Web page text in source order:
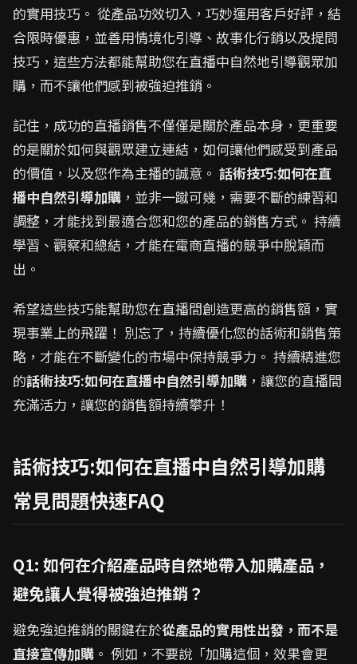
的實用技巧。 從產品功效切入，巧妙運用客戶好評，結
合限時優惠，並善用情境化引導、故事化行銷以及提問
技巧，這些方法都能幫助您在直播中自然地引導觀眾加
購，而不讓他們感到被強迫推銷。
記住，成功的直播銷售不僅僅是關於產品本身，更重要
的是關於如何與觀眾建立連結，如何讓他們感受到產品
的價值，以及您作為主播的誠意。 話術技巧:如何在直
播中自然引導加購 ，並非一蹴可幾，需要不斷的練習和
調整，才能找到最適合您和您的產品的銷售方式。 持續
學習、觀察和總結，才能在電商直播的競爭中脫穎而
出。
希望這些技巧能幫助您在直播間創造更高的銷售額，實
現事業上的飛躍！ 別忘了，持續優化您的話術和銷售策
略，才能在不斷變化的市場中保持競爭力。 持續精進您
的話術技巧:如何在直播中自然引導加購 ，讓您的直播間
充滿活力，讓您的銷售額持續攀升！
話術技巧:如何在直播中自然引導加購
常見問題快速FAQ
Q1: 如何在介紹產品時自然地帶入加購產品，
避免讓人覺得被強迫推銷？
避免強迫推銷的關鍵在於從產品的實用性出發，而不是
直接宣傳加購 。 例如，不要說「加購這個，效果會更